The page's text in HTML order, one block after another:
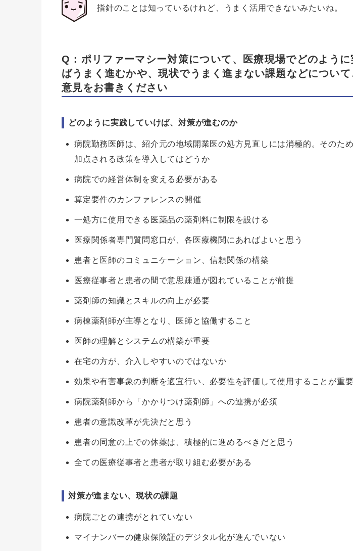
指針のことは知っているけれど、うまく活用できないみたいね。
Q：ポリファーマシー対策について、医療現場でどのように
ばうまく進むかや、現状でうまく進まない課題などについ
意見をお書きください
どのように実践していけば、対策が進むのか
病院勤務医師は、紹介元の地域開業医の処方見直しには消極的。そのた
加点される政策を導入してはどうか
病院での経営体制を変える必要がある
算定要件のカンファレンスの開催
一処方に使用できる医薬品の薬剤料に制限を設ける
医療関係者専門質問窓口が、各医療機関にあればよいと思う
患者と医師のコミュニケーション、信頼関係の構築
医療従事者と患者の間で意思疎通が図れていることが前提
薬剤師の知識とスキルの向上が必要
病棟薬剤師が主導となり、医師と協働すること
医師の理解とシステムの構築が重要
在宅の方が、介入しやすいのではないか
効果や有害事象の判断を適宜行い、必要性を評価して使用することが重要
病院薬剤師から「かかりつけ薬剤師」への連携が必須
患者の意識改革が先決だと思う
患者の同意の上での休薬は、積極的に進めるべきだと思う
全ての医療従事者と患者が取り組む必要がある
対策が進まない、現状の課題
病院ごとの連携がとれていない
マイナンバーの健康保険証のデジタル化が進んでいない